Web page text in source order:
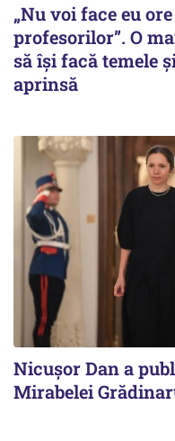
„Nu voi face eu
profesorilor”. O
să își facă temele
aprinsă
Nicuşor Dan a
Mirabelei